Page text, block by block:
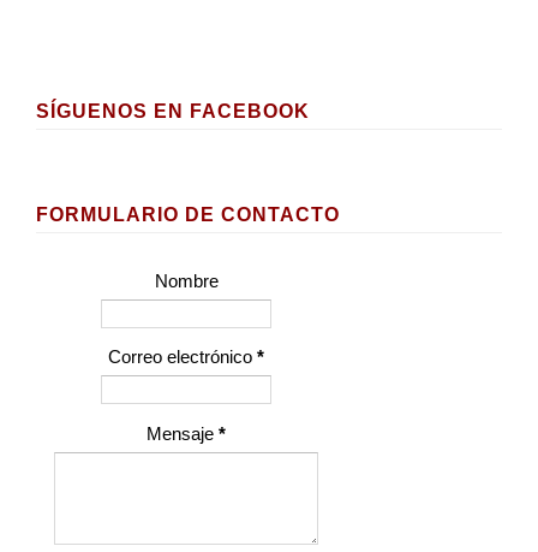
SÍGUENOS EN FACEBOOK
FORMULARIO DE CONTACTO
Nombre
Correo electrónico *
Mensaje *